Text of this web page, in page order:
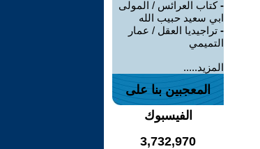
-كتاب العرائس / المولى
ابي سعيد حبيب الله
- تراجيديا العقل / عمار
التميمي
المزيد.....
المعجبين بنا على
الفيسبوك
3,732,970